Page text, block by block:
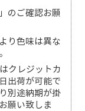
」のご確認お願
り色味は異な
クレジットカ
出荷が可能で
別途納期が掛
願い致しま